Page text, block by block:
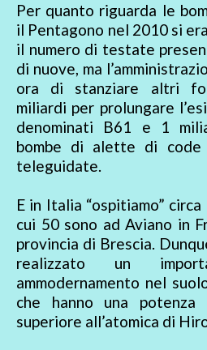
Per quanto riguarda le
il Pentagono nel 2010 si
il numero di testate
di nuove, ma
ora di stanziare altri
miliardi per prolungare
denominati B61 e 1
bombe di alette di
teleguidate.
E in Italia “ospitiamo”
cui 50 sono ad Aviano in
provincia di Brescia.
realizzato un
ammodernamento nel
che hanno una
superiore all’atomica di